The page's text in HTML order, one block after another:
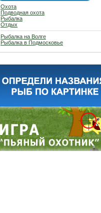
Охота
Подводная охота
Рыбалка
Отдых
Рыбалка на Волге
Рыбалка в Подмосковье